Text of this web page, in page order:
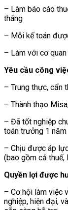
– Làm báo cáo
tháng
– Mỗi kế toán
– Làm với cơ
Yêu cầu công
– Trung thực, cẩn
– Thành thạo
– Đã tốt nghiệp
toán trưởng 1 năm
– Chịu được áp
(bao gồm cả thuế,
Quyền lợi được
– Cơ hội làm việc
nghiệp, hiện đại,